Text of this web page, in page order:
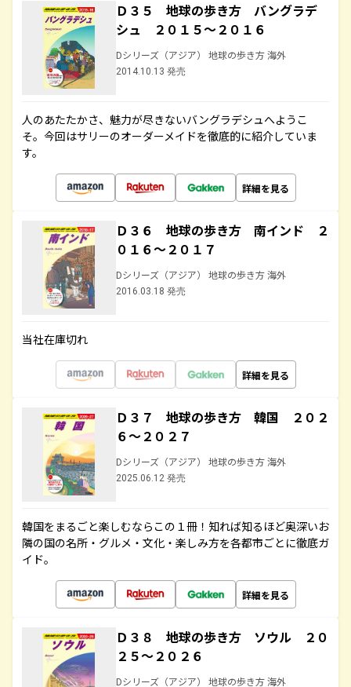
Ｄ３５ 地球の歩き方 バングラデ
シュ ２０１５～２０１６
Dシリーズ（アジア） 地球の歩き方 海外
2014.10.13 発売
人のあたたかさ、魅力が尽きないバングラデシュへようこ
そ。今回はサリーのオーダーメイドを徹底的に紹介していま
す。
詳細を見る
Ｄ３６ 地球の歩き方 南インド ２
０１６～２０１７
Dシリーズ（アジア） 地球の歩き方 海外
2016.03.18 発売
当社在庫切れ
詳細を見る
Ｄ３７ 地球の歩き方 韓国 ２０２
６～２０２７
Dシリーズ（アジア） 地球の歩き方 海外
2025.06.12 発売
韓国をまるごと楽しむならこの１冊！知れば知るほど奥深いお
隣の国の名所・グルメ・文化・楽しみ方を各都市ごとに徹底ガ
イド。
詳細を見る
Ｄ３８ 地球の歩き方 ソウル ２０
２５～２０２６
Dシリーズ（アジア） 地球の歩き方 海外